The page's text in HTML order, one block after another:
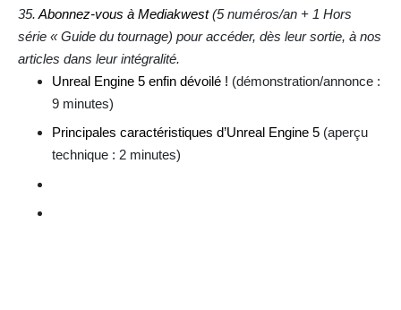
35. Abonnez-vous à Mediakwest(5 numéros/an + 1 Hors
série « Guide du tournage) pour accéder, dès leur sortie, à nos
articles dans leur intégralité.
Unreal Engine 5 enfin dévoilé ! (démonstration/annonce :
9 minutes)
Principales caractéristiques d’Unreal Engine 5(aperçu
technique : 2 minutes)